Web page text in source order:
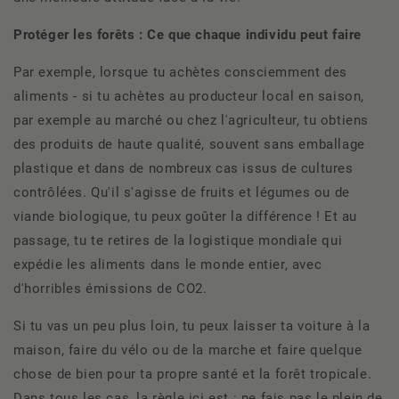
Protéger les forêts : Ce que chaque individu peut faire
Par exemple, lorsque tu achètes consciemment des
aliments - si tu achètes au producteur local en saison,
par exemple au marché ou chez l'agriculteur, tu obtiens
des produits de haute qualité, souvent sans emballage
plastique et dans de nombreux cas issus de cultures
contrôlées. Qu'il s'agisse de fruits et légumes ou de
viande biologique, tu peux goûter la différence ! Et au
passage, tu te retires de la logistique mondiale qui
expédie les aliments dans le monde entier, avec
d'horribles émissions de CO2.
Si tu vas un peu plus loin, tu peux laisser ta voiture à la
maison, faire du vélo ou de la marche et faire quelque
chose de bien pour ta propre santé et la forêt tropicale.